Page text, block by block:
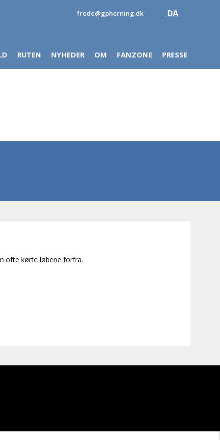
frede@gpherning.dk DA
RUTEN NYHEDER OM FANZONE PRESSE
ofte kørte løbene forfra.